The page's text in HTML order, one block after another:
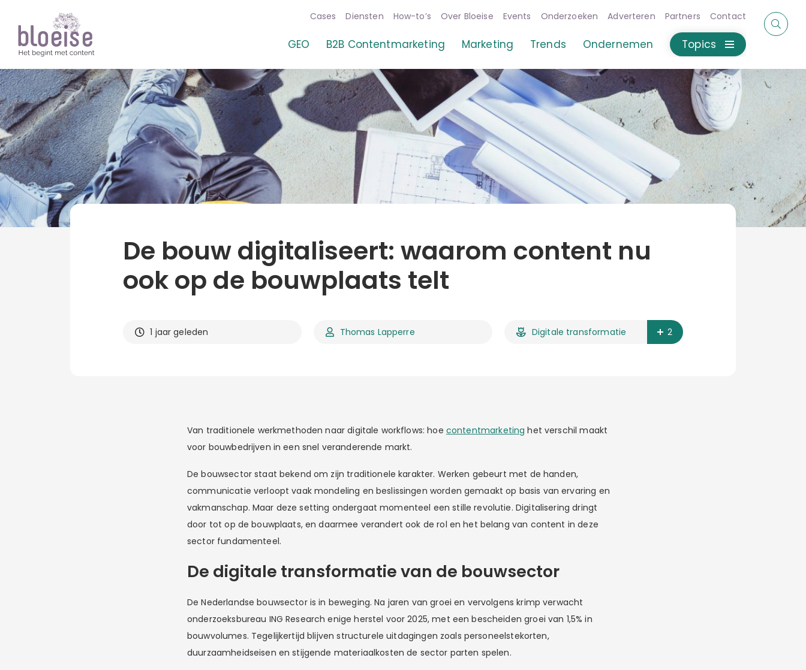
Artikelen
Cases Diensten How-to’s Over Bloeise Events Onderzoeken Adverteren Partners Contact
GEO B2B Contentmarketing Marketing Trends Ondernemen Topics
De bouw digitaliseert: waarom content nu
ook op de bouwplaats telt
1 jaar geleden Thomas Lapperre Digitale transformatie 2
Van traditionele werkmethoden naar digitale workflows: hoe contentmarketing het verschil maakt
voor bouwbedrijven in een snel veranderende markt.
De bouwsector staat bekend om zijn traditionele karakter. Werken gebeurt met de handen,
communicatie verloopt vaak mondeling en beslissingen worden gemaakt op basis van ervaring en
vakmanschap. Maar deze setting ondergaat momenteel een stille revolutie. Digitalisering dringt
door tot op de bouwplaats, en daarmee verandert ook de rol en het belang van content in deze
sector fundamenteel.
De digitale transformatie van de bouwsector
De Nederlandse bouwsector is in beweging. Na jaren van groei en vervolgens krimp verwacht
onderzoeksbureau ING Research enige herstel voor 2025, met een bescheiden groei van 1,5% in
bouwvolumes. Tegelijkertijd blijven structurele uitdagingen zoals personeelstekorten,
duurzaamheidseisen en stijgende materiaalkosten de sector parten spelen.